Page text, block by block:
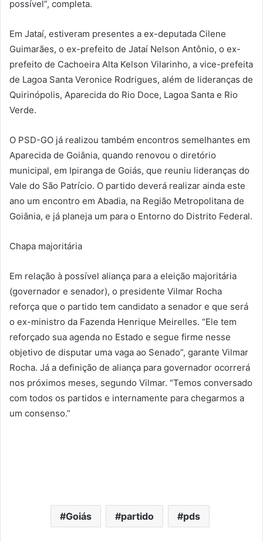
possível”, completa.
Em Jataí, estiveram presentes a ex-deputada Cilene
Guimarães, o ex-prefeito de Jataí Nelson Antônio, o ex-
prefeito de Cachoeira Alta Kelson Vilarinho, a vice-prefeita
de Lagoa Santa Veronice Rodrigues, além de lideranças de
Quirinópolis, Aparecida do Rio Doce, Lagoa Santa e Rio
Verde.
O PSD-GO já realizou também encontros semelhantes em
Aparecida de Goiânia, quando renovou o diretório
municipal, em Ipiranga de Goiás, que reuniu lideranças do
Vale do São Patrício. O partido deverá realizar ainda este
ano um encontro em Abadia, na Região Metropolitana de
Goiânia, e já planeja um para o Entorno do Distrito Federal.
Chapa majoritária
Em relação à possível aliança para a eleição majoritária
(governador e senador), o presidente Vilmar Rocha
reforça que o partido tem candidato a senador e que será
o ex-ministro da Fazenda Henrique Meirelles. “Ele tem
reforçado sua agenda no Estado e segue firme nesse
objetivo de disputar uma vaga ao Senado”, garante Vilmar
Rocha. Já a definição de aliança para governador ocorrerá
nos próximos meses, segundo Vilmar. “Temos conversado
com todos os partidos e internamente para chegarmos a
um consenso.”
Goiás partido pds